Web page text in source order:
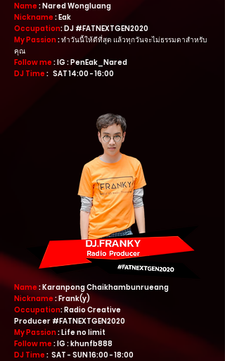
Name : Nared Wongluang
Nickname : Eak
Occupation: DJ #FATNEXTGEN2020
My Passion: ทำวันนี้ให้ดีที่สุด แล้วทุกวันจะไม่ธรรมดาสำหรับ
คุณ
Follow me : IG : PenEak_Nared
DJ Time : SAT 14:00 - 16:00
Name : Karanpong Chaikhambunrueang
Nickname: Frank(y)
Occupation: Radio Creative
Producer #FATNEXTGEN2020
My Passion: Life no limit
Follow me : IG : khunfb888
DJ Time : SAT - SUN 16:00 - 18:00